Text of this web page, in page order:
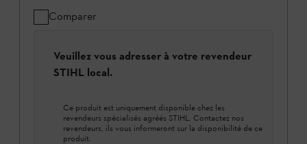
Comparer
Veuillez vous adresser à votre revendeur
STIHL local.
Ce produit est uniquement disponible chez les
revendeurs spécialisés agréés STIHL. Contactez nos
revendeurs, ils vous informeront sur la disponibilité de ce
produit.